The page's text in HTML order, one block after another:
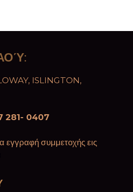
:
ISLINGTON,
281- 0407
εγγραφή συμμετοχής εις